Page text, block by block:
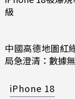
級
中國高德地圖紅
局急澄清：數據
iPhone 18